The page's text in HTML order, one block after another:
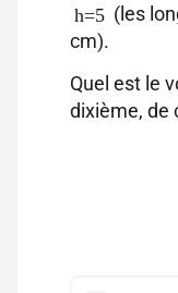
h=5 (les
cm).
Quel est le
dixième, de